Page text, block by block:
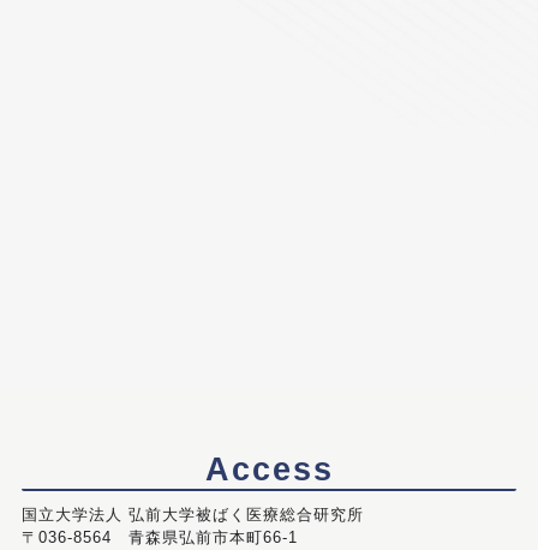
Access
国立大学法人 弘前大学被ばく医療総合研究所
〒036-8564 青森県弘前市本町66-1